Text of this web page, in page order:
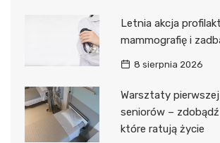
Letnia akcja
mammografię i
8 sierpnia 2026
Warsztaty
seniorów –
które ratują życie